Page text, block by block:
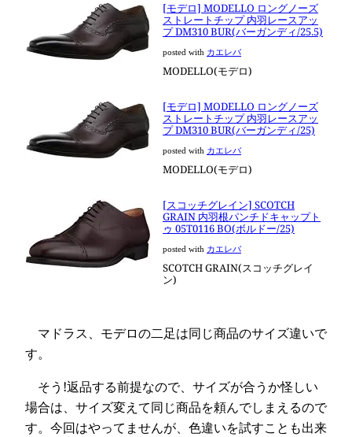
[モデロ] MODELLO ロングノーズ
ストレートチップ 内羽レースアッ
プ DM310 BUR(バーガンディ/25.5)
posted with カエレバ
MODELLO(モデロ)
[モデロ] MODELLO ロングノーズ
ストレートチップ 内羽レースアッ
プ DM310 BUR(バーガンディ/25)
posted with カエレバ
MODELLO(モデロ)
[スコッチグレイン] SCOTCH
GRAIN 内羽根パンチドキャップト
ゥ 05T0116 BO(ボルドー/25)
posted with カエレバ
SCOTCH GRAIN(スコッチグレイ
ン)
マドラス、モデロの二足は同じ商品のサイズ違いで
す。
そう!返品する前提なので、サイズが合うか怪しい
場合は、サイズ変えて同じ商品を頼んでしまえるので
す。今回はやってませんが、色違いを試すことも出来